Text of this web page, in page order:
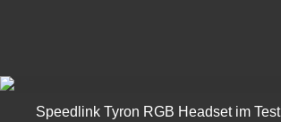
Speedlink Tyron RGB Headset im Test